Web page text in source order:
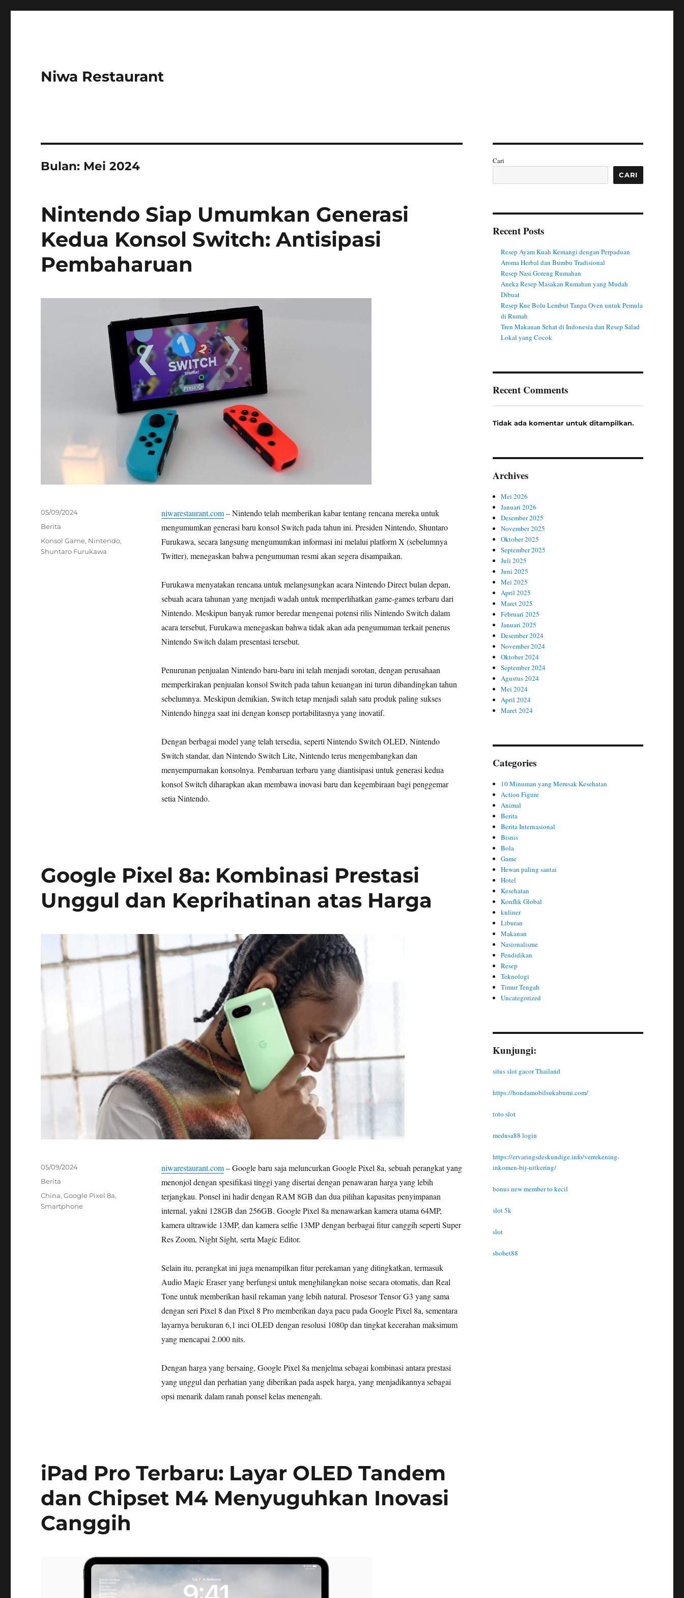
Niwa Restaurant
Bulan: Mei 2024
Nintendo Siap Umumkan Generasi
Kedua Konsol Switch: Antisipasi
Pembaharuan
niwarestaurant.com– Nintendo telah memberikan kabar tentang rencana mereka untuk
mengumumkan generasi baru konsol Switch pada tahun ini. Presiden Nintendo, Shuntaro
Furukawa, secara langsung mengumumkan informasi ini melalui platform X (sebelumnya
Twitter), menegaskan bahwa pengumuman resmi akan segera disampaikan.
Furukawa menyatakan rencana untuk melangsungkan acara Nintendo Direct bulan depan,
sebuah acara tahunan yang menjadi wadah untuk memperlihatkan game-games terbaru dari
Nintendo. Meskipun banyak rumor beredar mengenai potensi rilis Nintendo Switch dalam
acara tersebut, Furukawa menegaskan bahwa tidak akan ada pengumuman terkait penerus
Nintendo Switch dalam presentasi tersebut.
Penurunan penjualan Nintendo baru-baru ini telah menjadi sorotan, dengan perusahaan
memperkirakan penjualan konsol Switch pada tahun keuangan ini turun dibandingkan tahun
sebelumnya. Meskipun demikian, Switch tetap menjadi salah satu produk paling sukses
Nintendo hingga saat ini dengan konsep portabilitasnya yang inovatif.
Dengan berbagai model yang telah tersedia, seperti Nintendo Switch OLED, Nintendo
Switch standar, dan Nintendo Switch Lite, Nintendo terus mengembangkan dan
menyempurnakan konsolnya. Pembaruan terbaru yang diantisipasi untuk generasi kedua
konsol Switch diharapkan akan membawa inovasi baru dan kegembiraan bagi penggemar
setia Nintendo.
Posted
05/09/2024
Categories
Berita
Tags
Konsol Game, Nintendo,
Shuntaro Furukawa
Google Pixel 8a: Kombinasi Prestasi
Unggul dan Keprihatinan atas Harga
niwarestaurant.com– Google baru saja meluncurkan Google Pixel 8a, sebuah perangkat yang
menonjol dengan spesifikasi tinggi yang disertai dengan penawaran harga yang lebih
terjangkau. Ponsel ini hadir dengan RAM 8GB dan dua pilihan kapasitas penyimpanan
internal, yakni 128GB dan 256GB. Google Pixel 8a menawarkan kamera utama 64MP,
kamera ultrawide 13MP, dan kamera selfie 13MP dengan berbagai fitur canggih seperti Super
Res Zoom, Night Sight, serta Magic Editor.
Selain itu, perangkat ini juga menampilkan fitur perekaman yang ditingkatkan, termasuk
Audio Magic Eraser yang berfungsi untuk menghilangkan noise secara otomatis, dan Real
Tone untuk memberikan hasil rekaman yang lebih natural. Prosesor Tensor G3 yang sama
dengan seri Pixel 8 dan Pixel 8 Pro memberikan daya pacu pada Google Pixel 8a, sementara
layarnya berukuran 6,1 inci OLED dengan resolusi 1080p dan tingkat kecerahan maksimum
yang mencapai 2.000 nits.
Dengan harga yang bersaing, Google Pixel 8a menjelma sebagai kombinasi antara prestasi
yang unggul dan perhatian yang diberikan pada aspek harga, yang menjadikannya sebagai
opsi menarik dalam ranah ponsel kelas menengah.
Posted
05/09/2024
Categories
Berita
Tags
China,Google Pixel 8a,
Smartphone
iPad Pro Terbaru: Layar OLED Tandem
dan Chipset M4 Menyuguhkan Inovasi
Canggih
Cari
CARI
Recent Posts
Resep Ayam Kuah Kemangi dengan Perpaduan
Aroma Herbal dan Bumbu Tradisional
Resep Nasi Goreng Rumahan
Aneka Resep Masakan Rumahan yang Mudah
Dibuat
Resep Kue Bolu Lembut Tanpa Oven untuk Pemula
di Rumah
Tren Makanan Sehat di Indonesia dan Resep Salad
Lokal yang Cocok
Recent Comments
Tidak ada komentar untuk ditampilkan.
Archives
Mei 2026
Januari 2026
Desember 2025
November 2025
Oktober 2025
September 2025
Juli 2025
Juni 2025
Mei 2025
April 2025
Maret 2025
Februari 2025
Januari 2025
Desember 2024
November 2024
Oktober 2024
September 2024
Agustus 2024
Mei 2024
April 2024
Maret 2024
Categories
10 Minuman yang Merusak Kesehatan
Action Figure
Animal
Berita
Berita Internasional
Bisnis
Bola
Game
Hewan paling santai
Hotel
Kesehatan
Konflik Global
kuliner
Liburan
Makanan
Nasionalisme
Pendidikan
Resep
Teknologi
Timur Tengah
Uncategorized
Kunjungi:
situs slot gacor Thailand
https://hondamobilsukabumi.com/
toto slot
medusa88 login
https://ervaringsdeskundige.info/verrekening-
inkomen-bij-uitkering/
bonus new member to kecil
slot 5k
slot
sbobet88